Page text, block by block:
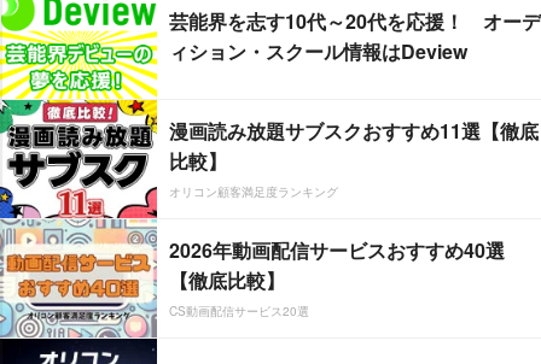
芸能界を志す10代～20代を応援！ オーデ
ィション・スクール情報はDeview
漫画読み放題サブスクおすすめ11選【徹底
比較】
オリコン顧客満足度ランキング
2026年動画配信サービスおすすめ40選
【徹底比較】
CS動画配信サービス20選